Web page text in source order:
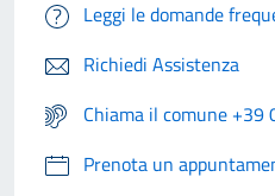
Leggi le domande
Richiedi Assistenza
Chiama il comune +39
Prenota un